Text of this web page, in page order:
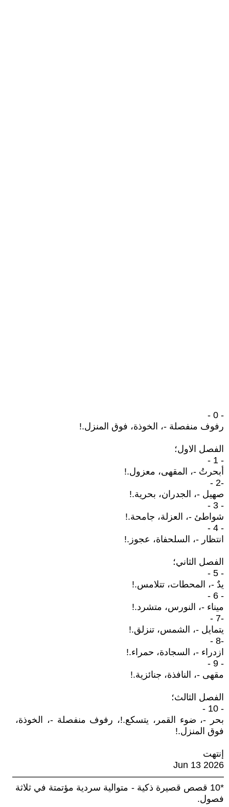
- 0 -
رفوف منفصلة -، الخوذة، فوق المنزل.!
الفصل الاول؛
- 1 -
أبحرتُ -، المقهى، معزول.!
-2 -
صهيل -، الجدران، بحرية.!
- 3 -
شواطئ -، العزلة، جامحة.!
- 4 -
انتظار -، السلحفاة، عجوز.!
الفصل الثاني؛
- 5 -
يدٌ -، المحطات، تتلامس.!
- 6 -
ميناء -، النورس، متشرد.!
-7 -
يتمايل -، الشمس، تنزلق.!
-8 -
ازدراء -، السجادة، حمراء.!
- 9 -
مقهى -، النافذة، جنائزية.!
الفصل الثالث؛
- 10 -
بحر -، ضوء القمر، يتسكع.!، رفوف منفصلة -، الخوذة،
فوق المنزل.!
إنتهت
Jun 13 2026
———————————————————————
*10 قصص قصيرة ذكية - متوالية سردية مؤتمتة في ثلاثة
فصول.